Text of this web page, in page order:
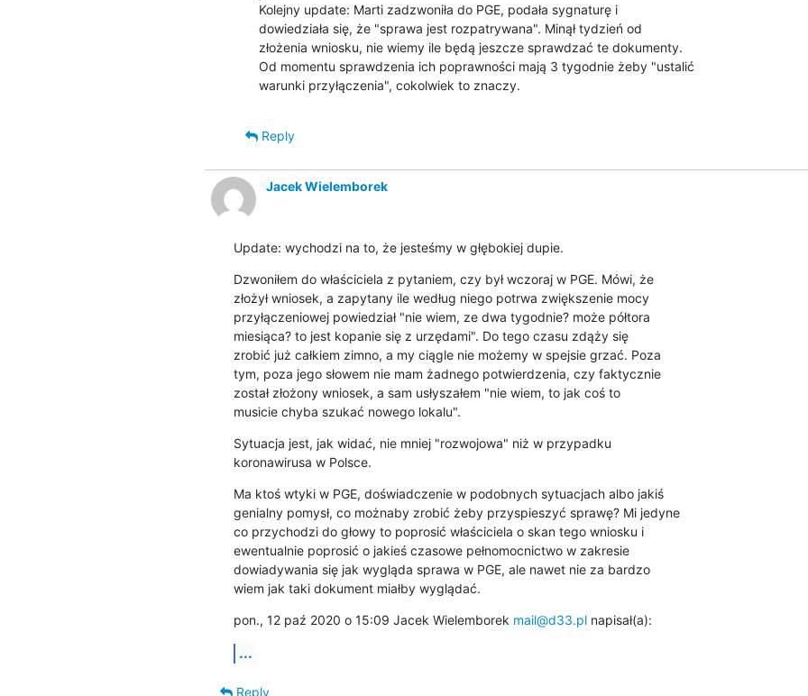
Kolejny update: Marti zadzwoniła do PGE, podała sygnaturę i
dowiedziała się, że "sprawa jest rozpatrywana". Minął tydzień od
złożenia wniosku, nie wiemy ile będą jeszcze sprawdzać te dokumenty.
Od momentu sprawdzenia ich poprawności mają 3 tygodnie żeby "ustalić
warunki przyłączenia", cokolwiek to znaczy.
Reply
Jacek Wielemborek
Update: wychodzi na to, że jesteśmy w głębokiej dupie.
Dzwoniłem do właściciela z pytaniem, czy był wczoraj w PGE. Mówi, że
złożył wniosek, a zapytany ile według niego potrwa zwiększenie mocy
przyłączeniowej powiedział "nie wiem, ze dwa tygodnie? może półtora
miesiąca? to jest kopanie się z urzędami". Do tego czasu zdąży się
zrobić już całkiem zimno, a my ciągle nie możemy w spejsie grzać. Poza
tym, poza jego słowem nie mam żadnego potwierdzenia, czy faktycznie
został złożony wniosek, a sam usłyszałem "nie wiem, to jak coś to
musicie chyba szukać nowego lokalu".
Sytuacja jest, jak widać, nie mniej "rozwojowa" niż w przypadku
koronawirusa w Polsce.
Ma ktoś wtyki w PGE, doświadczenie w podobnych sytuacjach albo jakiś
genialny pomysł, co możnaby zrobić żeby przyspieszyć sprawę? Mi jedyne
co przychodzi do głowy to poprosić właściciela o skan tego wniosku i
ewentualnie poprosić o jakieś czasowe pełnomocnictwo w zakresie
dowiadywania się jak wygląda sprawa w PGE, ale nawet nie za bardzo
wiem jak taki dokument miałby wyglądać.
pon., 12 paź 2020 o 15:09 Jacek Wielemborek mail@d33.pl napisał(a):
...
Reply